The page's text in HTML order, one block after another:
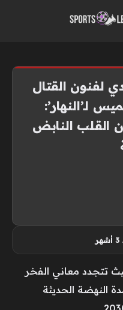
لفنون القتال
لـ’النهار’:
القلب النابض
تتجدد معاني الفخر
النهضة الحديثة